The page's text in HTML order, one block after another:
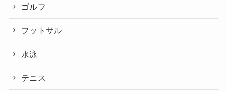
ゴルフ
フットサル
水泳
テニス